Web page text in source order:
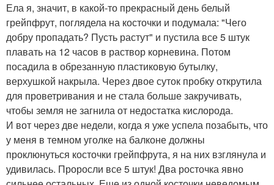
Ела я, значит, в какой-то прекрасный день белый
грейпфрут, поглядела на косточки и подумала: "Чего
добру пропадать? Пусть растут" и пустила все 5 штук
плавать на 12 часов в раствор корневина. Потом
посадила в обрезанную пластиковую бутылку,
верхушкой накрыла. Через двое суток пробку открутила
для проветривания и не стала больше закручивать,
чтобы земля не загнила от недостатка кислорода.
И вот через две недели, когда я уже успела позабыть, что
у меня в темном уголке на балконе должны
проклюнуться косточки грейпфрута, я на них взглянула и
удивилась. Проросли все 5 штук! Два росточка явно